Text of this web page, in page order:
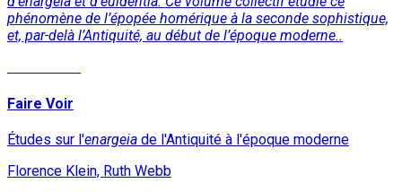
phénomène de l’épopée homérique à la seconde sophistique,
et, par-delà l’Antiquité, au début de l’époque moderne..
Faire Voir
Études sur l'enargeia de l'Antiquité à l'époque moderne
Florence Klein, Ruth Webb